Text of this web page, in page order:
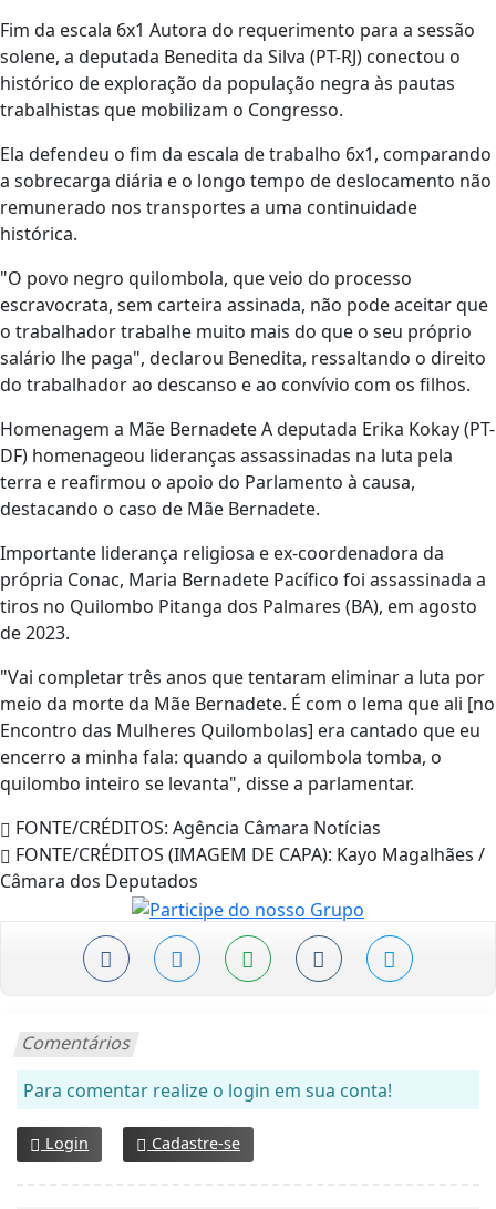
Fim da escala 6x1 Autora do requerimento para a sessão
solene, a deputada Benedita da Silva (PT-RJ) conectou o
histórico de exploração da população negra às pautas
trabalhistas que mobilizam o Congresso.
Ela defendeu o fim da escala de trabalho 6x1, comparando
a sobrecarga diária e o longo tempo de deslocamento não
remunerado nos transportes a uma continuidade
histórica.
"O povo negro quilombola, que veio do processo
escravocrata, sem carteira assinada, não pode aceitar que
o trabalhador trabalhe muito mais do que o seu próprio
salário lhe paga", declarou Benedita, ressaltando o direito
do trabalhador ao descanso e ao convívio com os filhos.
Homenagem a Mãe Bernadete A deputada Erika Kokay (PT-
DF) homenageou lideranças assassinadas na luta pela
terra e reafirmou o apoio do Parlamento à causa,
destacando o caso de Mãe Bernadete.
Importante liderança religiosa e ex-coordenadora da
própria Conac, Maria Bernadete Pacífico foi assassinada a
tiros no Quilombo Pitanga dos Palmares (BA), em agosto
de 2023.
"Vai completar três anos que tentaram eliminar a luta por
meio da morte da Mãe Bernadete. É com o lema que ali [no
Encontro das Mulheres Quilombolas] era cantado que eu
encerro a minha fala: quando a quilombola tomba, o
quilombo inteiro se levanta", disse a parlamentar.
FONTE/CRÉDITOS: Agência Câmara Notícias
FONTE/CRÉDITOS (IMAGEM DE CAPA): Kayo Magalhães /
Câmara dos Deputados
Comentários
Para comentar realize o login em sua conta!
Login Cadastre-se